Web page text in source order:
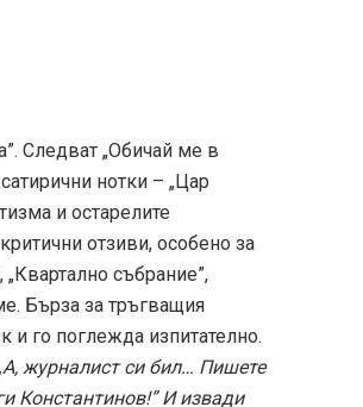
Следват „Обичай ме в
нотки – „Цар
и остарелите
отзиви, особено за
събрание”,
Бърза за тръгващия
и го поглежда изпитателно.
журналист си бил… Пишете
Константинов!” И извади